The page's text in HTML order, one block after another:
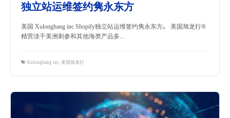
独立站运维签约隽永东方
美国 Xulonghang inc Shopify独立站运维签约隽永东方。 美国旭龙行®
精营淡干美洲刺参和其他海类产品多...
Xulonghang inc 美国旭龙行